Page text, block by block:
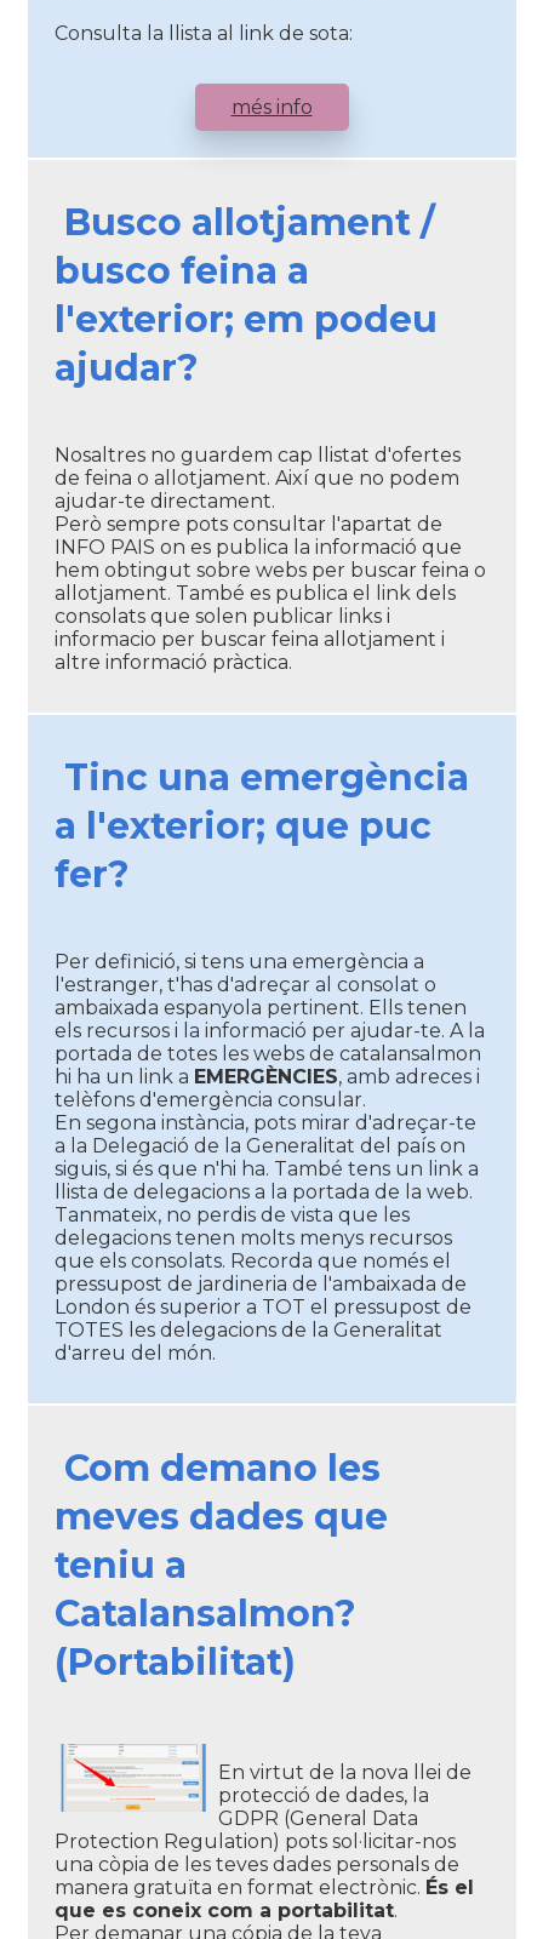
Consulta la llista al link de sota:
més info
Busco allotjament /
busco feina a
l'exterior; em podeu
ajudar?
Nosaltres no guardem cap llistat d'ofertes
de feina o allotjament. Així que no podem
ajudar-te directament.
Però sempre pots consultar l'apartat de
INFO PAIS on es publica la informació que
hem obtingut sobre webs per buscar feina o
allotjament. També es publica el link dels
consolats que solen publicar links i
informacio per buscar feina allotjament i
altre informació pràctica.
Tinc una emergència
a l'exterior; que puc
fer?
Per definició, si tens una emergència a
l'estranger, t'has d'adreçar al consolat o
ambaixada espanyola pertinent. Ells tenen
els recursos i la informació per ajudar-te. A la
portada de totes les webs de catalansalmon
hi ha un link a EMERGÈNCIES, amb adreces i
telèfons d'emergència consular.
En segona instància, pots mirar d'adreçar-te
a la Delegació de la Generalitat del país on
siguis, si és que n'hi ha. També tens un link a
llista de delegacions a la portada de la web.
Tanmateix, no perdis de vista que les
delegacions tenen molts menys recursos
que els consolats. Recorda que només el
pressupost de jardineria de l'ambaixada de
London és superior a TOT el pressupost de
TOTES les delegacions de la Generalitat
d'arreu del món.
Com demano les
meves dades que
teniu a
Catalansalmon?
(Portabilitat)
En virtut de la nova llei de
protecció de dades, la
GDPR (General Data
Protection Regulation) pots sol·licitar-nos
una còpia de les teves dades personals de
manera gratuïta en format electrònic. És el
que es coneix com a portabilitat.
Per demanar una cópia de la teva